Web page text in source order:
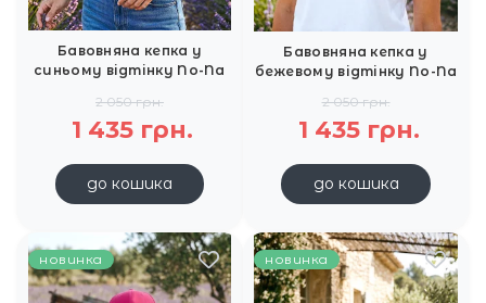
Бавовняна кепка у
синьому відтінку No-Na
2 050 грн.
1 435 грн.
до кошика
Бавовняна кепка у
бежевому відтінку No-Na
2 050 грн.
1 435 грн.
до кошика
новинка новинка